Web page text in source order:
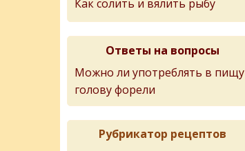
Как солить и вялить рыбу
Ответы на вопросы
Можно ли употреблять в пищу
голову форели
Рубрикатор рецептов